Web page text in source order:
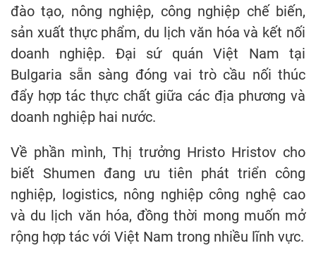
đào tạo, nông nghiệp, công nghiệp chế biến,
sản xuất thực phẩm, du lịch văn hóa và kết nối
doanh nghiệp. Đại sứ quán Việt Nam tại
Bulgaria sẵn sàng đóng vai trò cầu nối thúc
đẩy hợp tác thực chất giữa các địa phương và
doanh nghiệp hai nước.
Về phần mình, Thị trưởng Hristo Hristov cho
biết Shumen đang ưu tiên phát triển công
nghiệp, logistics, nông nghiệp công nghệ cao
và du lịch văn hóa, đồng thời mong muốn mở
rộng hợp tác với Việt Nam trong nhiều lĩnh vực.